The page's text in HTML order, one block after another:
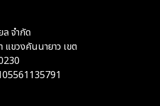
ล จำกัด
ขวงคันนายาว เขต